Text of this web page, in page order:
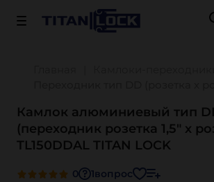
Важно! Для оплаты заказов
Камлок алюминиевый тип
(переходник розетка 1,5" х
TL150DDAL TITAN LOCK
0 1вопрос